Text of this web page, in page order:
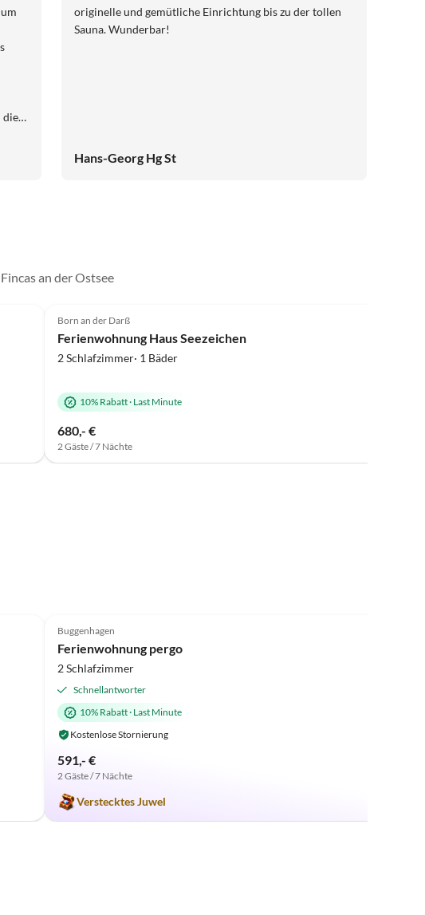
die
originelle und gemütliche Einrichtung bis zu der tollen
Sauna. Wunderbar!
Hans-Georg Hg St
an der Ostsee
Born an der Darß
Ferienwohnung Haus Seezeichen
2 Schlafzimmer· 1 Bäder
10% Rabatt· Last Minute
680,- €
2 Gäste / 7 Nächte
Buggenhagen
Ferienwohnung pergo
2 Schlafzimmer
Schnellantworter
10% Rabatt· Last Minute
Kostenlose Stornierung
591,- €
2 Gäste / 7 Nächte
Verstecktes Juwel